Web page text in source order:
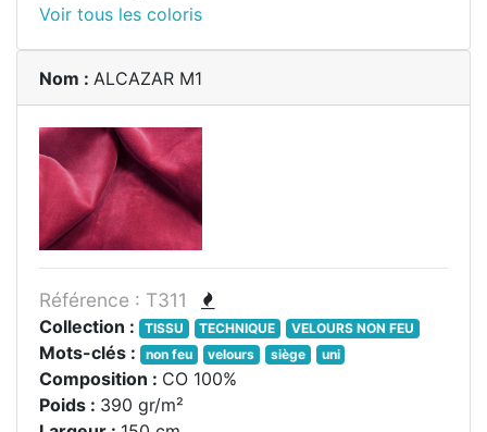
Voir tous les coloris
Nom : ALCAZAR M1
Référence : T311
Collection : TISSU TECHNIQUE VELOURS NON FEU
Mots-clés : non feu velours siège uni
Composition : CO 100%
Poids : 390 gr/m²